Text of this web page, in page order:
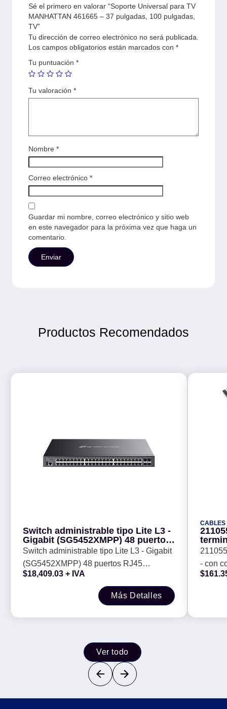
Sé el primero en valorar “Soporte Universal para TV
MANHATTAN 461665 – 37 pulgadas, 100 pulgadas,
TV”
Tu dirección de correo electrónico no será publicada.
Los campos obligatorios están marcados con *
Tu puntuación *
Tu valoración *
Nombre *
Correo electrónico *
Guardar mi nombre, correo electrónico y sitio web
en este navegador para la próxima vez que haga un
comentario.
Productos Recomendados
Switch administrable tipo Lite L3 -
Gigabit (SG5452XMPP) 48 puertos
RJ45 10/100/1000 Mbps (8 PoE++,
40 PoE+), 4 ranuras SFP+ de 1/10
Gbps**, 1 puerto USB 2.
Switch administrable tipo Lite L3 - Gigabit
(SG5452XMPP) 48 puertos RJ45
10/100/1000 Mbps (8 PoE++, 40 PoE+), 4
ranuras SFP+ de 1/10 Gbps**, 1 puerto
$18,409.03 + IVA
Más Detalles
CABLES
- con
para
$
Ver todo